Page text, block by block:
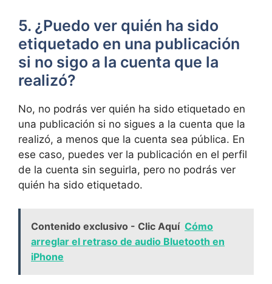
5. ​¿Puedo ver ‌quién ha sido
etiquetado en una publicación
si ‍no ‌sigo a la​ cuenta que ⁤la
realizó?
No, no podrás ⁣ver quién ha sido ‌etiquetado⁣ en
una publicación si no⁢ sigues ⁢a la cuenta que ⁤la
realizó, a menos‌ que‌ la cuenta ⁢sea pública. En
ese caso, puedes ver la⁤ publicación en el perfil
de la cuenta sin seguirla, pero no podrás‌ ver
quién ha sido etiquetado.
Contenido exclusivo - Clic Aquí Cómo
arreglar el retraso de audio Bluetooth en
iPhone